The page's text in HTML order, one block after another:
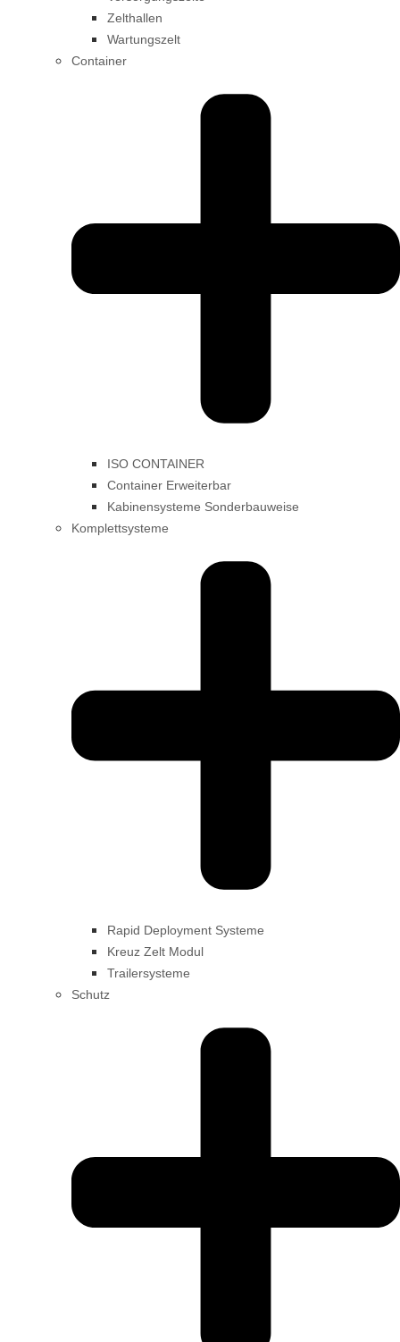
Zelthallen
Wartungszelt
Container
ISO CONTAINER
Container Erweiterbar
Kabinensysteme Sonderbauweise
Komplettsysteme
Rapid Deployment Systeme
Kreuz Zelt Modul
Trailersysteme
Schutz